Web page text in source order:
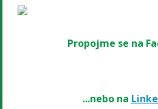
Propojme se na
...nebo na